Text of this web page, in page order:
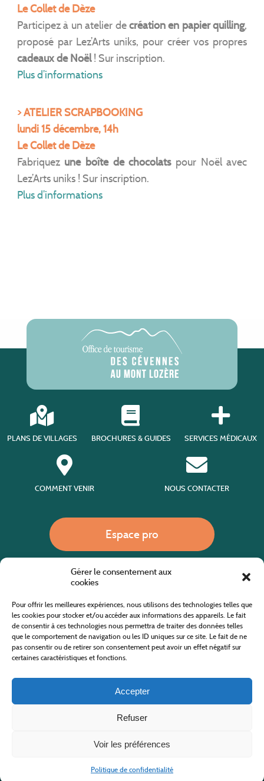
Gérer le consentement aux
cookies
Pour offrir les meilleures expériences, nous utilisons des technologies telles que
les cookies pour stocker et/ou accéder aux informations des appareils. Le fait
de consentir à ces technologies nous permettra de traiter des données telles
que le comportement de navigation ou les ID uniques sur ce site. Le fait de ne
pas consentir ou de retirer son consentement peut avoir un effet négatif sur
certaines caractéristiques et fonctions.
Accepter
Refuser
Voir les préférences
Politique de confidentialité
Le Collet de Dèze
Participez à un atelier decréation en papier quilling,
proposé par Lez’Arts uniks, pour créer vos propres
cadeaux de Noël! Sur inscription.
Plus d’informations
> ATELIER SCRAPBOOKING
lundi 15 décembre, 14h
Le Collet de Dèze
Fabriquezune boîte de chocolatspour Noël avec
Lez’Arts uniks ! Sur inscription.
Plus d’informations
PLANS DE VILLAGES BROCHURES & GUIDES SERVICES MÉDICAUX
COMMENT VENIR NOUS CONTACTER
Espace pro
Site internet cofinancé par le fonds européen agricole pour le développement rural
L'Europe investit dans les zones rurales
Office de Tourisme des Cévennes au Mont Lozère